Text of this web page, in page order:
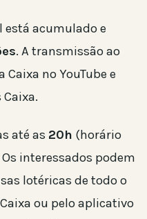
acumulado e
. A transmissão ao
no YouTube e
até as 20h (horário
interessados podem
lotéricas de todo o
ou pelo aplicativo